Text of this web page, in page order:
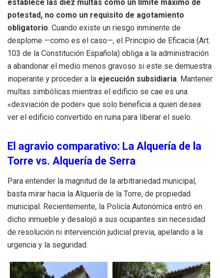
establece las diez multas como un límite máximo de
potestad, no como un requisito de agotamiento
obligatorio. Cuando existe un riesgo inminente de
desplome —como es el caso—, el Principio de Eficacia (Art.
103 de la Constitución Española) obliga a la administración
a abandonar el medio menos gravoso si este se demuestra
inoperante y proceder a la ejecución subsidiaria. Mantener
multas simbólicas mientras el edificio se cae es una
«desviación de poder» que solo beneficia a quien desea
ver el edificio convertido en ruina para liberar el suelo.
El agravio comparativo: La Alquería de la
Torre vs. Alquería de Serra
Para entender la magnitud de la arbitrariedad municipal,
basta mirar hacia la Alquería de la Torre, de propiedad
municipal. Recientemente, la Policía Autonómica entró en
dicho inmueble y desalojó a sus ocupantes sin necesidad
de resolución ni intervención judicial previa, apelando a la
urgencia y la seguridad.